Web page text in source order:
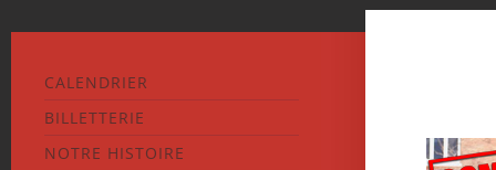
CALENDRIER
BILLETTERIE
NOTRE HISTOIRE